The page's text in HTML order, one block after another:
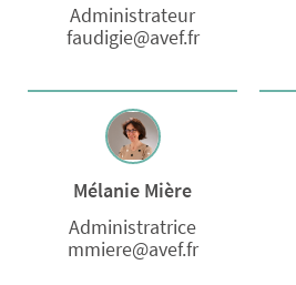
Administrateur
faudigie@avef.fr
Mélanie Mière
Administratrice
mmiere@avef.fr